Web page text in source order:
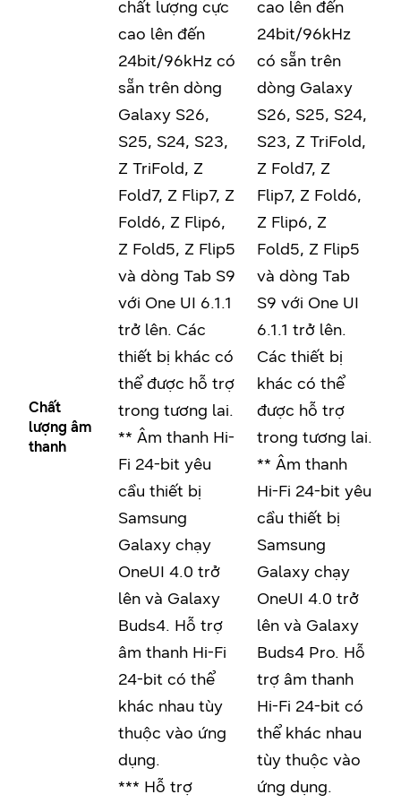
Chất
lượng âm
thanh
chất lượng cực
cao lên đến
24bit/96kHz có
sẵn trên dòng
Galaxy S26,
S25, S24, S23,
Z TriFold, Z
Fold7, Z Flip7, Z
Fold6, Z Flip6,
Z Fold5, Z Flip5
và dòng Tab S9
với One UI 6.1.1
trở lên. Các
thiết bị khác có
thể được hỗ trợ
trong tương lai.
** Âm thanh Hi-
Fi 24-bit yêu
cầu thiết bị
Samsung
Galaxy chạy
OneUI 4.0 trở
lên và Galaxy
Buds4. Hỗ trợ
âm thanh Hi-Fi
24-bit có thể
khác nhau tùy
thuộc vào ứng
dụng.
*** Hỗ trợ
cao lên đến
24bit/96kHz
có sẵn trên
dòng Galaxy
S26, S25, S24,
S23, Z TriFold,
Z Fold7, Z
Flip7, Z Fold6,
Z Flip6, Z
Fold5, Z Flip5
và dòng Tab
S9 với One UI
6.1.1 trở lên.
Các thiết bị
khác có thể
được hỗ trợ
trong tương lai.
** Âm thanh
Hi-Fi 24-bit yêu
cầu thiết bị
Samsung
Galaxy chạy
OneUI 4.0 trở
lên và Galaxy
Buds4 Pro. Hỗ
trợ âm thanh
Hi-Fi 24-bit có
thể khác nhau
tùy thuộc vào
ứng dụng.